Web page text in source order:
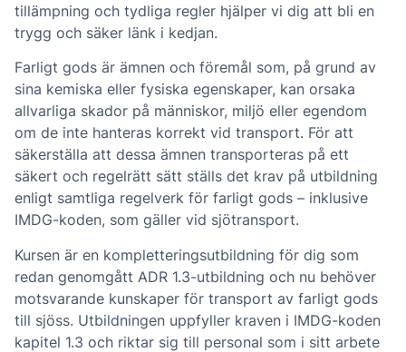
tillämpning och tydliga regler hjälper vi dig att bli en
trygg och säker länk i kedjan.
Farligt gods är ämnen och föremål som, på grund av
sina kemiska eller fysiska egenskaper, kan orsaka
allvarliga skador på människor, miljö eller egendom
om de inte hanteras korrekt vid transport. För att
säkerställa att dessa ämnen transporteras på ett
säkert och regelrätt sätt ställs det krav på utbildning
enligt samtliga regelverk för farligt gods – inklusive
IMDG-koden, som gäller vid sjötransport.
Kursen är en kompletteringsutbildning för dig som
redan genomgått ADR 1.3-utbildning och nu behöver
motsvarande kunskaper för transport av farligt gods
till sjöss. Utbildningen uppfyller kraven i IMDG-koden
kapitel 1.3 och riktar sig till personal som i sitt arbete